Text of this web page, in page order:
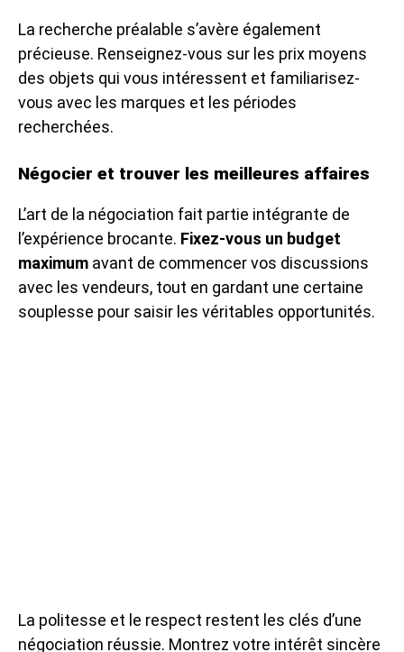
La recherche préalable s’avère également
précieuse. Renseignez-vous sur les prix moyens
des objets qui vous intéressent et familiarisez-
vous avec les marques et les périodes
recherchées.
Négocier et trouver les meilleures affaires
L’art de la négociation fait partie intégrante de
l’expérience brocante. Fixez-vous un budget
maximum avant de commencer vos discussions
avec les vendeurs, tout en gardant une certaine
souplesse pour saisir les véritables opportunités.
La politesse et le respect restent les clés d’une
négociation réussie. Montrez votre intérêt sincère